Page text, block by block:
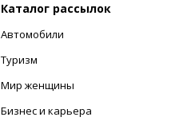
Каталог рассылок
Автомобили
Туризм
Мир женщины
Бизнес и карьера